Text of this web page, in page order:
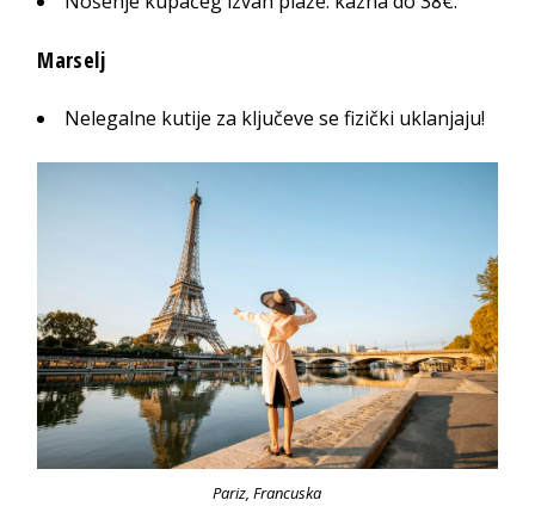
Marselj
Nelegalne kutije za ključeve se fizički uklanjaju!
Pariz, Francuska